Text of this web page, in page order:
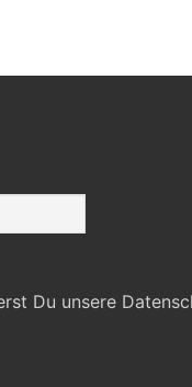
Du unsere